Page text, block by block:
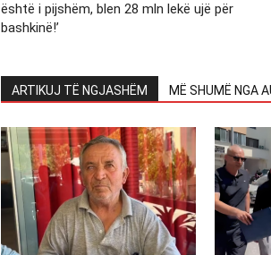
është i pijshëm, blen 28 mln lekë ujë për
bashkinë!’
ARTIKUJ TË NGJASHËM MË SHUMË NGA